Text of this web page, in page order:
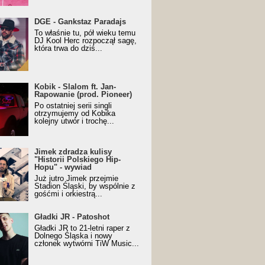
z nagrodą za
Trueschoolowy
Roku (Popkillery 2023)
DGE - Gankstaz Paradajs
To właśnie tu, pół wieku temu
DJ Kool Herc rozpoczął sagę,
która trwa do dziś...
- Slalom ft. Jan-
(prod. Pioneer)
Music Visualiser]
Kobik - Slalom ft. Jan-
Rapowanie (prod. Pioneer)
Po ostatniej serii singli
otrzymujemy od Kobika
kolejny utwór i trochę...
zdradza kulisy "Historii
Hip-Hopu" - wywiad
Jimek zdradza kulisy
"Historii Polskiego Hip-
Hopu" - wywiad
Już jutro Jimek przejmie
Stadion Śląski, by wspólnie z
gośćmi i orkiestrą...
JR - Patoshot
Gładki JR - Patoshot
Gładki JR to 21-letni raper z
Dolnego Śląska i nowy
członek wytwórni TiW Music...